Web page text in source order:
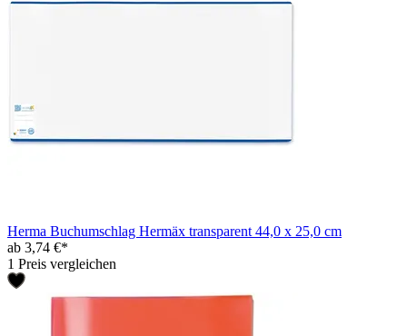
Herma Buchumschlag Hermäx transparent 44,0 x 25,0 cm
ab 3,74 €*
1 Preis vergleichen